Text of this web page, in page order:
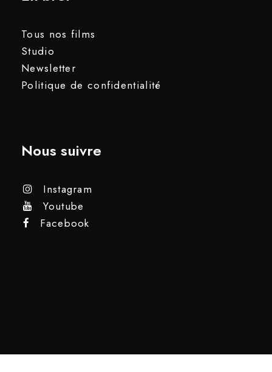
Tous nos films
Studio
Newsletter
Politique de confidentialité
Nous suivre
Instagram
Youtube
Facebook